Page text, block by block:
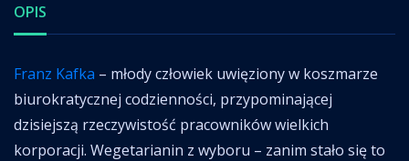
OPIS
Franz Kafka – młody człowiek uwięziony w koszmarze
biurokratycznej codzienności, przypominającej
dzisiejszą rzeczywistość pracowników wielkich
korporacji. Wegetarianin z wyboru – zanim stało się to